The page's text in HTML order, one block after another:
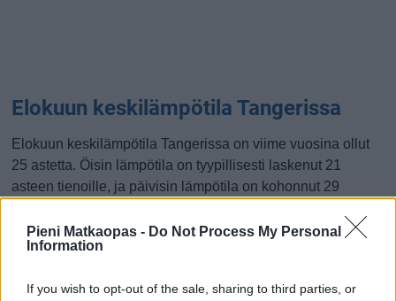
Pieni Matkaopas - Do Not Process My Personal
Information
If you wish to opt-out of the sale, sharing to third parties, or
Elokuun keskilämpötila Tangerissa
Elokuun keskilämpötila Tangerissa on viime vuosina ollut
25 astetta. Öisin lämpötila on tyypillisesti laskenut 21
asteen tienoille, ja päivisin lämpötila on kohonnut 29
miten lämmin sää Tangerissa on keskimäärin ollut
elokuussa viime vuosina ja vaihteluväli, jolla lämpötila